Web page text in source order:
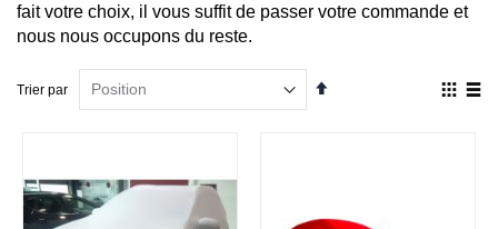
fait votre choix, il vous suffit de passer votre commande et
nous nous occupons du reste.
Trier par
Par